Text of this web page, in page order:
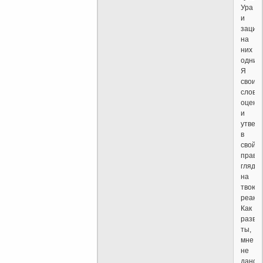
Ура
и
на
них
одних.
Я
свои
слова
и
в
свой
глядя
на
твою
Как
ты,
мне
не
дано